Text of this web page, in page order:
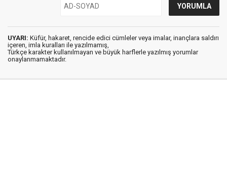
UYARI: Küfür, hakaret, rencide edici cümleler veya imalar, inançlara saldırı
içeren, imla kuralları ile yazılmamış,
Türkçe karakter kullanılmayan ve büyük harflerle yazılmış yorumlar
onaylanmamaktadır.